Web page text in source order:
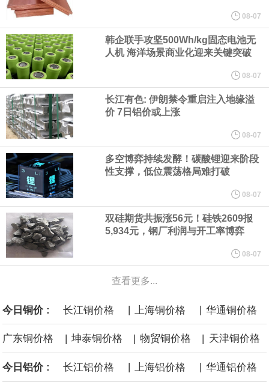
美国总统特朗普6日否认他对国防部长赫格塞思不满，称对赫格塞思
所做的工作“非常满意”。特朗普在社交媒体上发帖称，一些媒体有关
他与赫格塞思就弹药短缺问题发生冲突的报道是“完全没有根据的谣
言”，他对赫格塞思所做的工作“非常满意”。
纽约期银突破64美元/盎司，日内涨3.91%。
据报道，威刚近日在法说会上表示，在需求增加、价格走高及货源
稳定的三大有利因素带动下，预期第3季度营运将优于第2季度，并
进一步扩大全年营运成果。
美国国会预算办公室（CBO）于当地时间5日发布报告称，美国海军
计划建造的15艘核动力“特朗普级”（Trump-class）战列舰，从研发
到采购的总费用可能高达2750亿美元，为美国有史以来最昂贵的水
面战舰项目之一。 根据CBO的初步估算，首舰造价约234亿美元，
后续14艘平均每艘约180亿美元。
08-07
韩企联手攻坚500Wh/kg固态电池无
人机 海洋场景商业化迎来关键突破
08-07
长江有色: 伊朗禁令重启注入地缘溢
价 7日铝价或上涨
08-07
多空博弈持续发酵！碳酸锂迎来阶段
性支撑，低位震荡格局难打破
08-07
双硅期货共振涨56元！硅铁2609报
5,934元，钢厂利润与开工率博弈
08-07
查看更多...
今日铜价 : 长江铜价格 | 上海铜价格 | 华通铜价格
广东铜价格 | 坤泰铜价格 | 物贸铜价格 | 天津铜价格
今日铝价 : 长江铝价格 上海铝价格 华通铝价格